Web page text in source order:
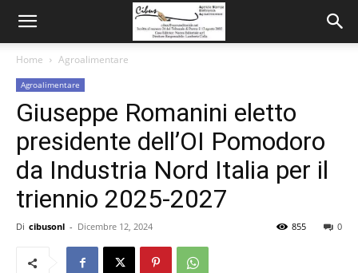
Home Agroalimentare
Agroalimentare
Giuseppe Romanini eletto
presidente dell’OI Pomodoro
da Industria Nord Italia per il
triennio 2025-2027
Di cibusonl - Dicembre 12, 2024 0
855